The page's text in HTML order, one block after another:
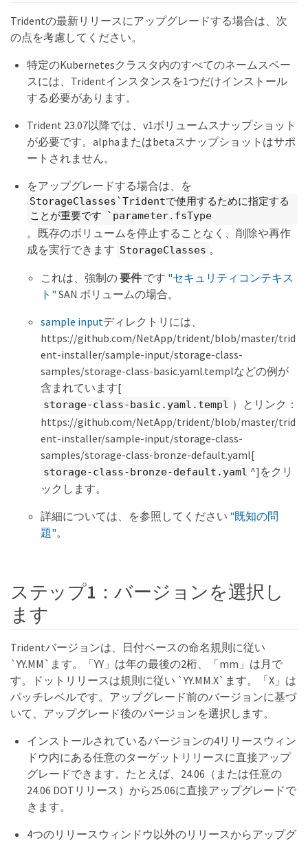
Tridentの最新リリースにアップグレードする場合は、次
の点を考慮してください。
特定のKubernetesクラスタ内のすべてのネームスペー
スには、Tridentインスタンスを1つだけインストール
する必要があります。
Trident 23.07以降では、v1ボリュームスナップショット
が必要です。alphaまたはbetaスナップショットはサポ
ートされません。
をアップグレードする場合は、を
StorageClasses`Tridentで使用するために指定する
ことが重要です `parameter.fsType
。既存のボリュームを停止することなく、削除や再作
成を実行できます StorageClasses 。
これは、強制の要件です "セキュリティコンテキス
ト" SAN ボリュームの場合。
sample inputディレクトリには、
https://github.com/NetApp/trident/blob/master/trid
ent-installer/sample-input/storage-class-
samples/storage-class-basic.yaml.templなどの例が
含まれています[
storage-class-basic.yaml.templ ）とリンク：
https://github.com/NetApp/trident/blob/master/trid
ent-installer/sample-input/storage-class-
samples/storage-class-bronze-default.yaml[
storage-class-bronze-default.yaml ^]をクリ
ックします。
詳細については、を参照してください "既知の問
題"。
ステップ1：バージョンを選択し
ます
Tridentバージョンは、日付ベースの命名規則に従い
`YY.MM`ます。「YY」は年の最後の2桁、「mm」は月で
す。ドットリリースは規則に従い `YY.MM.X`ます。「X」は
パッチレベルです。アップグレード前のバージョンに基づ
いて、アップグレード後のバージョンを選択します。
インストールされているバージョンの4リリースウィン
ドウ内にある任意のターゲットリリースに直接アップ
グレードできます。たとえば、24.06（または任意の
24.06 DOTリリース）から25.06に直接アップグレードで
きます。
4つのリリースウィンドウ以外のリリースからアップグ